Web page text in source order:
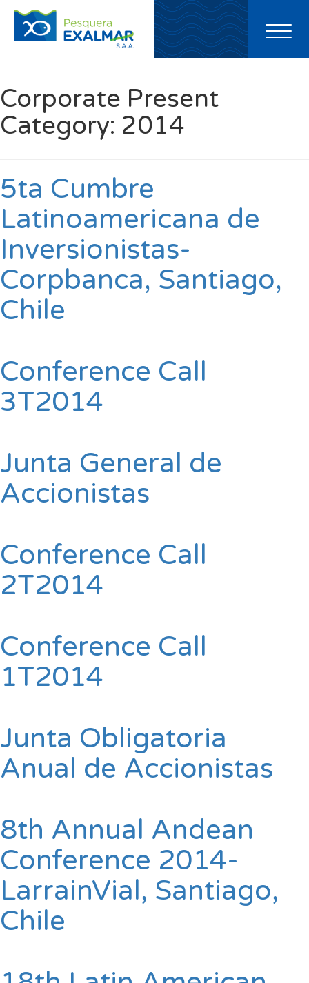
Toggle
Corporate Present
Category: 2014
5ta Cumbre
Latinoamericana de
Inversionistas-
Corpbanca, Santiago,
Chile
Conference Call
3T2014
Junta General de
Accionistas
Conference Call
2T2014
Conference Call
1T2014
Junta Obligatoria
Anual de Accionistas
8th Annual Andean
Conference 2014-
LarrainVial, Santiago,
Chile